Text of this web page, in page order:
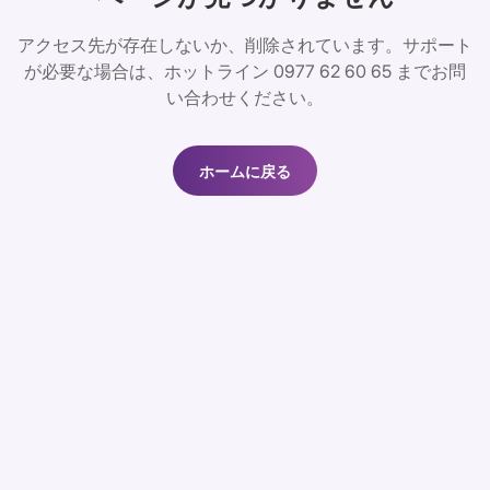
アクセス先が存在しないか、削除されています。サポート
が必要な場合は、ホットライン 0977 62 60 65 までお問
い合わせください。
ホームに戻る
ホームに戻る